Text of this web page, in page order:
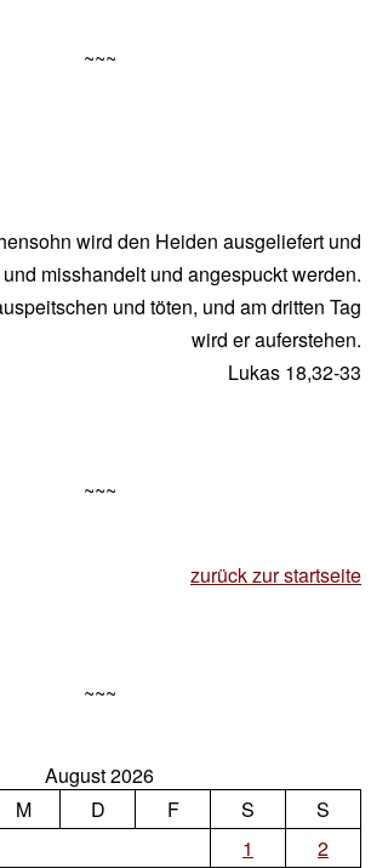
~~~
wird den Heiden ausgeliefert und
misshandelt und angespuckt werden.
und töten, und am dritten Tag
wird er auferstehen.
Lukas 18,32-33
~~~
zurück zur startseite
~~~
August 2026
M D F S
S
1
2